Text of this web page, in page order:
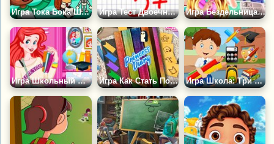
Игра Тока Бока Школа 2 Игра Тест Двоечник или Отличник? Игра Бездельница: Макияж на Уроке
Игра Школьный Шкафчик Игра Как Стать Популярной в Школе Игра Школа: Три в Ряд